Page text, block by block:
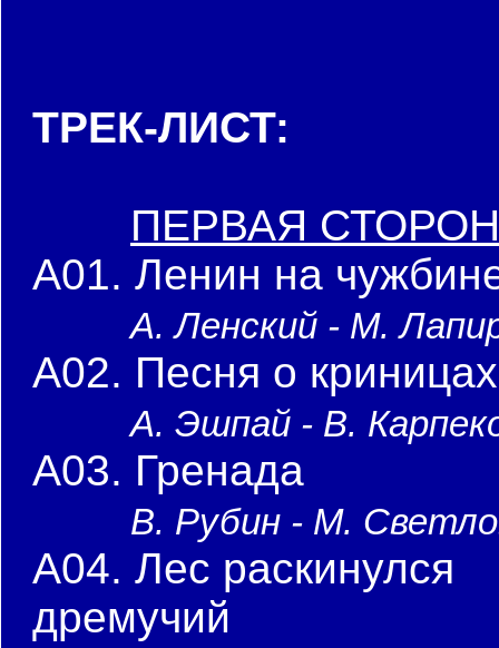
ТРЕК-ЛИСТ:
ПЕРВАЯ
A01. Ленин на
А. Ленский - М.
A02. Песня о криницах
А. Эшпай - В.
A03. Гренада
В. Рубин - М.
A04. Лес раскинулся
дремучий